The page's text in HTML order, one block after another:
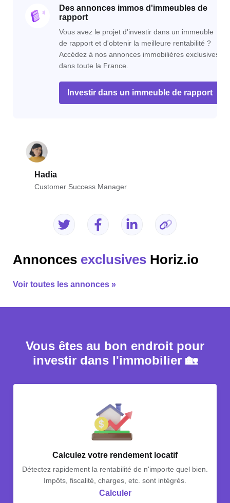
Des annonces immos d'immeubles de
rapport
Vous avez le projet d'investir dans un immeuble
de rapport et d'obtenir la meilleure rentabilité ?
Accédez à nos annonces immobilières exclusives
dans toute la France.
Investir dans un immeuble de rapport
Hadia
Customer Success Manager
Annonces exclusives Horiz.io
Voir toutes les annonces »
Vous êtes au bon endroit pour
investir dans l'immobilier 🏡
Calculez votre rendement locatif
Détectez rapidement la rentabilité de n'importe quel bien.
Impôts, fiscalité, charges, etc. sont intégrés.
Calculer